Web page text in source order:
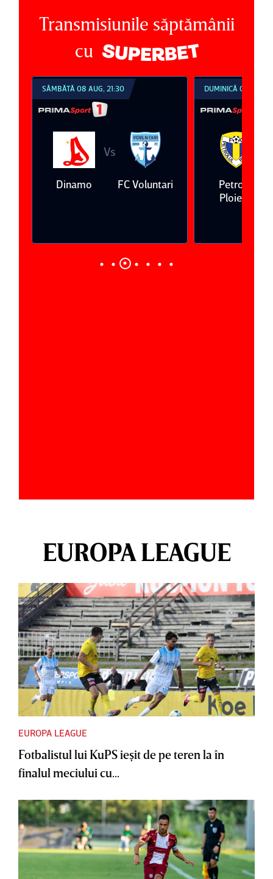
Transmisiunile săptămânii
cu
SÂMBĂTĂ 08 AUG, 21:30
Dinamo
Vs
FC Voluntari
DUMINICĂ 09 AUG,
Petrolul
Ploieşti
EUROPA LEAGUE
EUROPA LEAGUE
Fotbalistul lui KuPS ieşit de pe teren la în
finalul meciului cu...